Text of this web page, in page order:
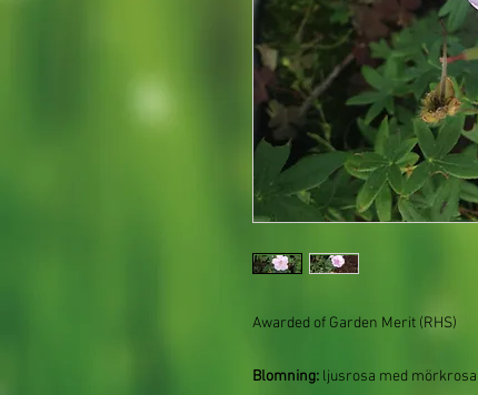
Awarded of Garden Merit (RHS)
Blomning: ljusrosa med